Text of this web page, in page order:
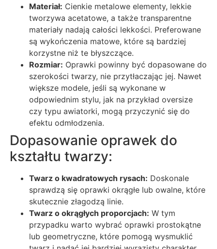
Materiał: Cienkie metalowe elementy, lekkie
tworzywa acetatowe, a także transparentne
materiały nadają całości lekkości. Preferowane
są wykończenia matowe, które są bardziej
korzystne niż te błyszczące.
Rozmiar: Oprawki powinny być dopasowane do
szerokości twarzy, nie przytłaczając jej. Nawet
większe modele, jeśli są wykonane w
odpowiednim stylu, jak na przykład oversize
czy typu awiatorki, mogą przyczynić się do
efektu odmłodzenia.
Dopasowanie oprawek do
kształtu twarzy:
Twarz o kwadratowych rysach: Doskonale
sprawdzą się oprawki okrągłe lub owalne, które
skutecznie złagodzą linie.
Twarz o okrągłych proporcjach: W tym
przypadku warto wybrać oprawki prostokątne
lub geometryczne, które pomogą wysmuklić